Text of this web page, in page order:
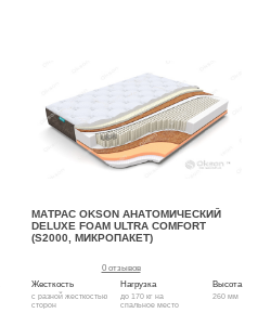
МАТРАС OKSON АНАТОМИЧЕСКИЙ
DELUXE FOAM ULTRA COMFORT
(S2000, МИКРОПАКЕТ)
0 отзывов
Жесткость
с разной жесткостью
сторон
Нагрузка
до 170 кг на
спальное место
Высота
260 мм